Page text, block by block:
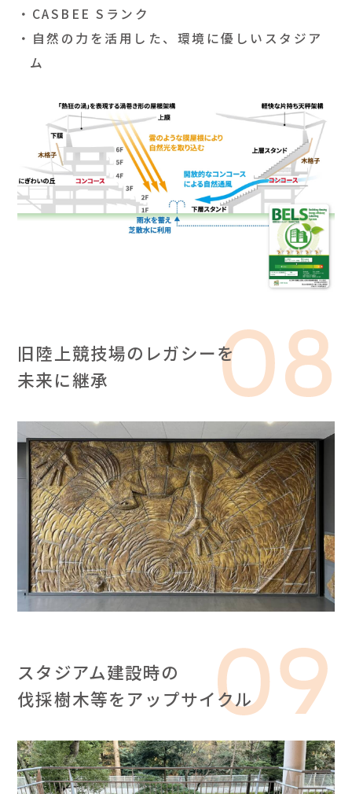
CASBEE Sランク
自然の力を活用した、環境に優しいスタジア
ム
旧陸上競技場のレガシーを
未来に継承
スタジアム建設時の
伐採樹木等をアップサイクル